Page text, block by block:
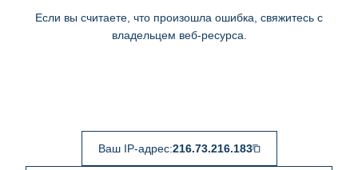
Если вы считаете, что произошла ошибка, свяжитесь с
владельцем веб-ресурса.
Ваш IP-адрес:216.73.216.183